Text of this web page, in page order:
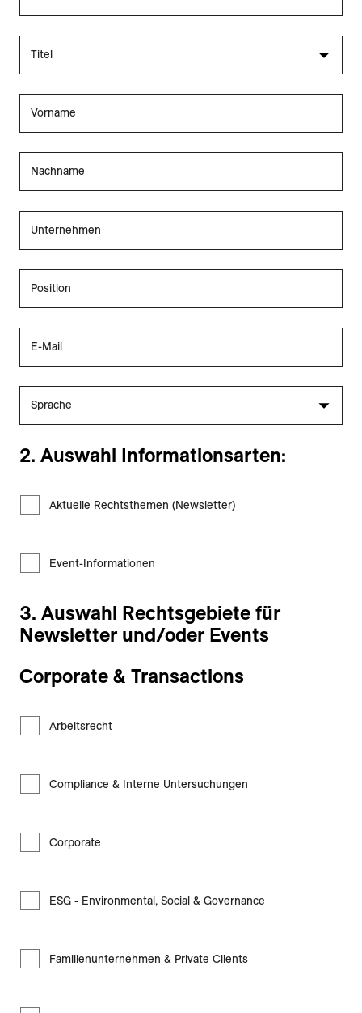
Titel
Vorname
Nachname
Unternehmen
Position
E-Mail
Sprache
2. Auswahl Informationsarten:
Aktuelle Rechtsthemen (Newsletter)
Event-Informationen
3. Auswahl Rechtsgebiete für
Newsletter und/oder Events
Corporate & Transactions
Arbeitsrecht
Compliance & Interne Untersuchungen
Corporate
ESG - Environmental, Social & Governance
Familienunternehmen & Private Clients